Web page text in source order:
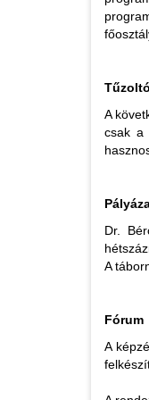
A
csak a
Dr.
A
Fórum
A